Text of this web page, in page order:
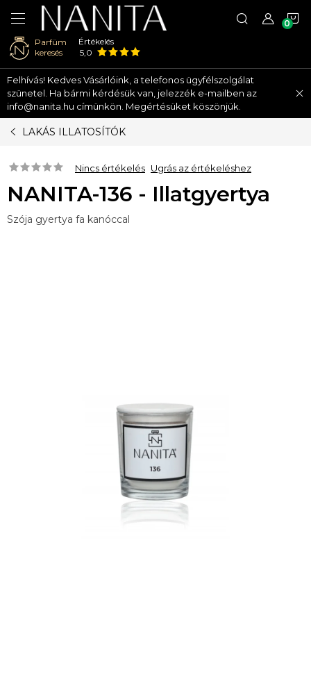
Ugrás
fő
tartalomhoz
Parfüm
keresés
Értékelés
5,0
Felhívás! Kedves Vásárlóink, a telefonos ügyfélszolgálat
szünetel. Ha bármi kérdésük van, jelezzék e-mailben az
info@nanita.hu címünkön. Megértésüket köszönjük.
LAKÁS ILLATOSÍTÓK
Nincs értékelés Ugrás az értékeléshez
NANITA-136 - Illatgyertya
Szója gyertya fa kanóccal